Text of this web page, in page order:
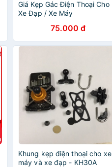
Giá Kẹp Gác Điện Thoại Cho
Xe Đạp / Xe Máy
75.000 đ
Khung kẹp điện thoại cho xe
máy và xe đạp - KH30A